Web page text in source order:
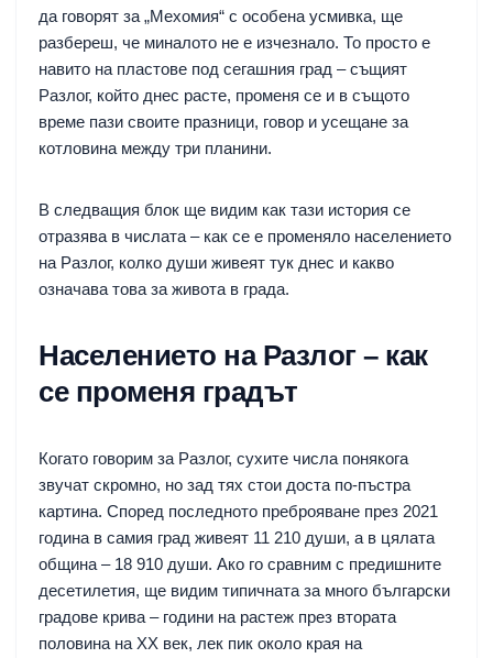
да говорят за „Мехомия“ с особена усмивка, ще
разбереш, че миналото не е изчезнало. То просто е
навито на пластове под сегашния град – същият
Разлог, който днес расте, променя се и в същото
време пази своите празници, говор и усещане за
котловина между три планини.
В следващия блок ще видим как тази история се
отразява в числата – как се е променяло населението
на Разлог, колко души живеят тук днес и какво
означава това за живота в града.
Населението на Разлог – как
се променя градът
Когато говорим за Разлог, сухите числа понякога
звучат скромно, но зад тях стои доста по-пъстра
картина. Според последното преброяване през 2021
година в самия град живеят 11 210 души, а в цялата
община – 18 910 души. Ако го сравним с предишните
десетилетия, ще видим типичната за много български
градове крива – години на растеж през втората
половина на XX век, лек пик около края на